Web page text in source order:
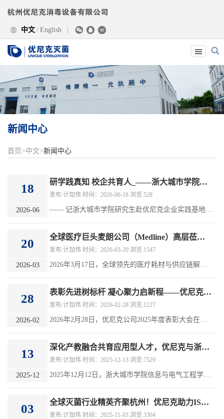
 中文 / English   


新闻中心
首页 >中文>新闻中心
18
2026-06
研学践真知 校企共育人_——浙大城市学院研究生赴优尼克实践
发布:计加伟 时间：2026-06-18 浏览:528
20
2026-03
全球医疗巨头麦朗公司（Medline）高层莅临优尼克参观考察 深化合作共谋发展
发布:计加伟 时间：2026-03-20 浏览:1547
28
2026-02
表彰先进树标杆 凝心聚力启新程——优尼克公司2025年度表彰大会圆满举行
发布:计加伟 时间：2026-02-28 浏览:1227
13
2025-12
深化产教融合共育应用型人才，优尼克与浙大城市学院共建研究生实践基地
发布:计加伟 时间：2025-12-13 浏览:7529
03 全球灭菌行业精英齐聚杭州！优尼克助力ISO/TC 198与SAC/TC 200双年会圆满召开
发布:计加伟 时间：2025-11-03 浏览:3304